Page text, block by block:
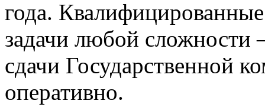
года.
задачи любой сложности
сдачи Государственной
оперативно.